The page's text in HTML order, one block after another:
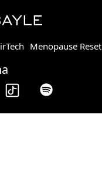
Menopause Reset